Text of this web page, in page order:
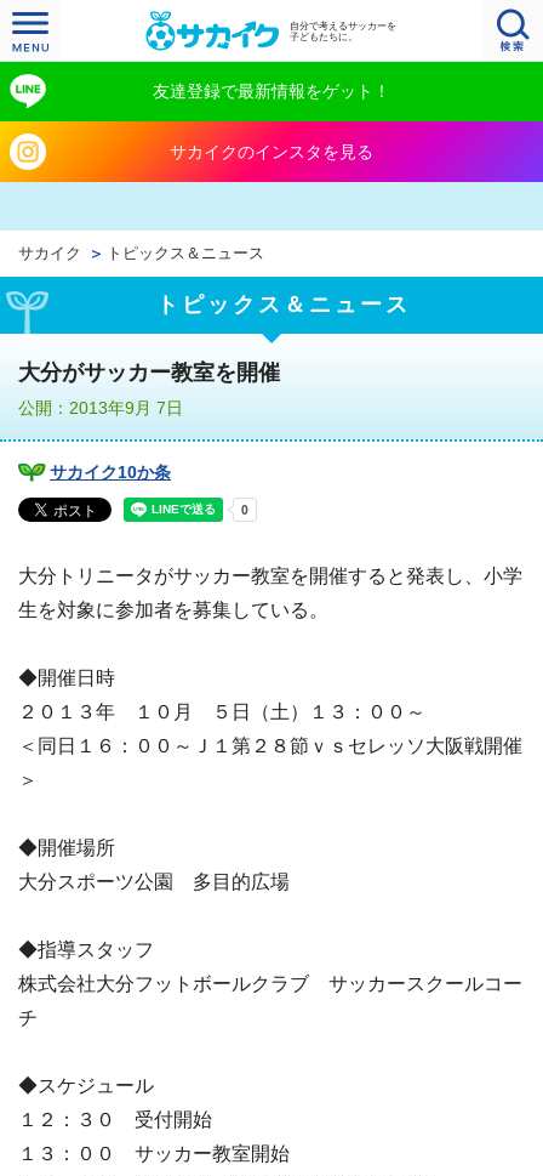
自分で考えるサッカーを
子どもたちに。
友達登録で最新情報をゲット！
サカイクのインスタを見る
サカイク トピックス＆ニュース
トピックス＆ニュース
大分がサッカー教室を開催
公開：2013年9月 7日
サカイク10か条
大分トリニータがサッカー教室を開催すると発表し、小学
生を対象に参加者を募集している。
◆開催日時
２０１３年 １０月 ５日（土）１３：００～
＜同日１６：００～Ｊ１第２８節ｖｓセレッソ大阪戦開催
＞
◆開催場所
大分スポーツ公園 多目的広場
◆指導スタッフ
株式会社大分フットボールクラブ サッカースクールコー
チ
◆スケジュール
１２：３０ 受付開始
１３：００ サッカー教室開始